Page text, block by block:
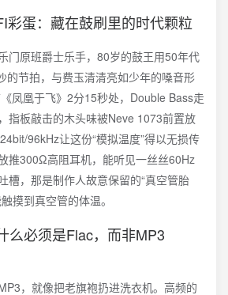
彩蛋：藏在鼓刷里的时代颗粒
门原班爵士乐手，80岁的鼓王用50年代
的节拍，与费玉清清亮如少年的嗓音形
凤凰于飞》2分15秒处，Double Bass走
指板敲击的木头味被Neve 1073前置放
96kHz让这份“模拟温度”得以无损传
推300Ω高阻耳机，能听见一丝丝60Hz
，那是制作人故意保留的“真空管胎
摸到真空管的体温。
么必须是Flac，而非MP3
，就像把老旗袍扔进洗衣机。高频的